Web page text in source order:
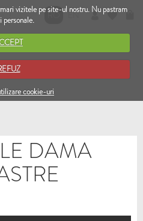
vizitele pe site-ul nostru. Nu pastram
personale.
cookie-uri
RO EN
DAMA